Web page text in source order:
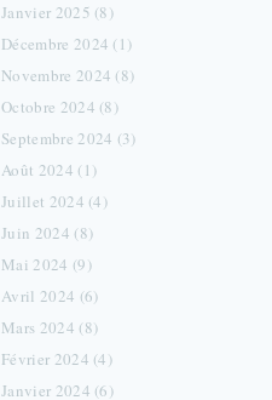
Janvier 2025 (8)
Décembre 2024 (1)
Novembre 2024 (8)
Octobre 2024 (8)
Septembre 2024 (3)
Août 2024 (1)
Juillet 2024 (4)
Juin 2024 (8)
Mai 2024 (9)
Avril 2024 (6)
Mars 2024 (8)
Février 2024 (4)
Janvier 2024 (6)